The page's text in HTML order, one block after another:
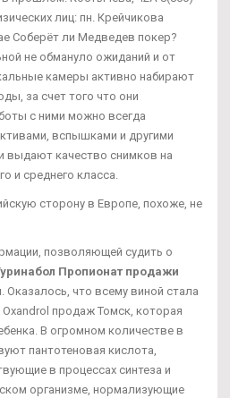
лиц: пн. Крейчикова
Соберёт ли Медведев покер?
не обмануло ожиданий и от
камеры активно набирают
за счет того что они
с ними можно всегда
вспышками и другими
выдают качество снимков на
и среднего класса.
сторону в Европе, похоже, не
позволяющей судить о
Пропионат продажи
Оказалось, что всему виной стала
продаж Томск, которая
В огромном количестве в
пантотеновая кислота,
в процессах синтеза и
организме, нормализующие